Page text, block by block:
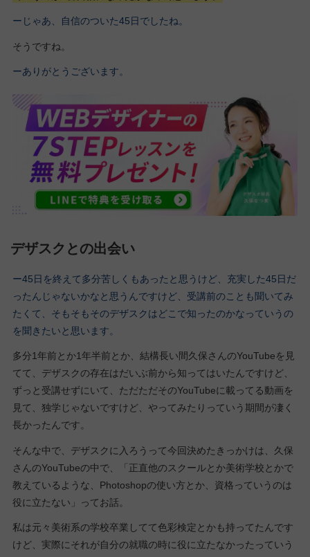
ーじゃあ、自信のついた45日でしたね。
そうですね。
ーありがとうございます。
デザスクとの出会い
ー45日を終えて多分苦しくもあったと思うけど、充実した45日だ
ったんじゃないかなと思うんですけど、受講前のことも聞いてみ
たくて、そもそもそのデザスクはどこで知ったのかなっていうの
を聞きたいと思います。
多分1年前とか1年半前とか、結構長い間久保さんのYouTubeを見
てて、デザスクの存在はだいぶ前から知ってはいたんですけど、
ずっと受講せずにいて、ただただそのYouTubeに載ってる動画を
見て、独学じゃないですけど、やってみたりっていう期間が凄く
長かったんです。
そんな中で、デザスクに入ろうって今回決めたきっかけは、久保
さんのYouTubeの中で、「正直他のスクールとか美術学校とかで
教えているような、Photoshopの使い方とか、資格っていうのは
役に立たない」ってお話。
私は元々美術系の学校卒業してて色彩検定とかも持ってたんです
けど、実際にそれが自分の就職の時に役に立たなかったっていう